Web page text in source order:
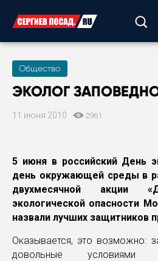
Общество
ЭКОЛОГ
11 июня 2010 2961
5 июня в российский День
день окружающей среды в
двухмесячной акции
экологической опасности
назвали лучших защитников
Оказывается, это возможно:
довольные условиями